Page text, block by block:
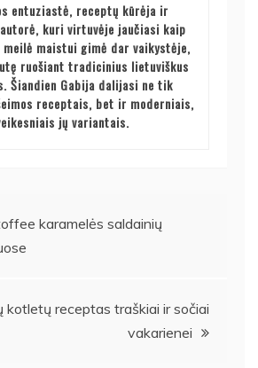
entuziastė, receptų kūrėja ir
kuri virtuvėje jaučiasi kaip
meilė maistui gimė dar vaikystėje,
ruošiant tradicinius lietuviškus
Šiandien Gabija dalijasi ne tik
receptais, bet ir moderniais,
jų variantais.
karamelės saldainių
kotletų receptas traškiai ir sočiai
vakarienei